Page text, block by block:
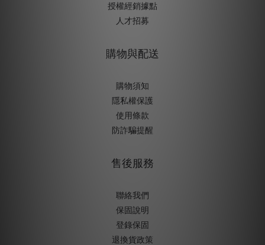
授權經銷據點
人才招募
購物與配送
購物須知
隱私權保護
使用條款
防詐騙提醒
售後服務
聯絡我們
保固說明
登錄保固
退換貨政策